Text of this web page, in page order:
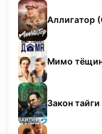
Аллигатор
Мимо
Закон